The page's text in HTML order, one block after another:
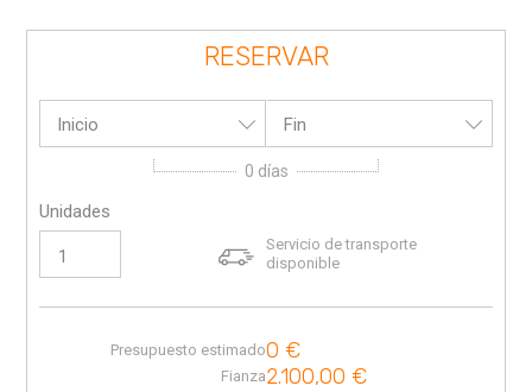
RESERVAR
Inicio Fin
0 días
Unidades
Servicio de transporte
disponible
Presupuesto estimado0 €
Fianza2.100,00 €